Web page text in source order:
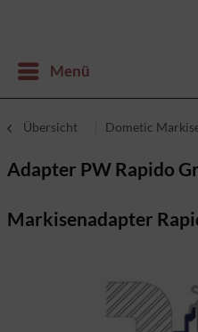
Menü
Übersicht Dometic
Adapter PW Rapido
Markisenadapter